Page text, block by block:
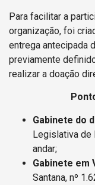
Para facilitar a
organização, foi
entrega antecipada
previamente
realizar a doação
Gabinete do
Legislativa de
andar;
Gabinete em
Santana, nº